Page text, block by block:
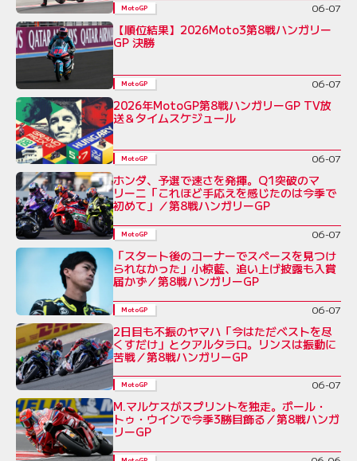
MotoGP 06-07
【順位結果】2026Moto3第8戦ハンガリー
GP 決勝
MotoGP 06-07
2026年MotoGP第8戦ハンガリーGP TV放
送＆タイムスケジュール
MotoGP 06-07
ホンダ、予選で速さを発揮。Q1突破のマ
リーニ「これほど手応えを感じたのは今季で
初めて」／第8戦ハンガリーGP
MotoGP 06-07
「スタート後のコーナーでスペースを見つけ
られなかった」小椋藍、追い上げ披露も入賞
届かず／第8戦ハンガリーGP
MotoGP 06-07
2日目も不振のヤマハ「今はただベストを尽
くすだけ」とクアルタラロ。リンスは振動に
苦戦／第8戦ハンガリーGP
MotoGP 06-07
M.マルケスがスプリントを独走。ポール・
トゥ・ウインで今季3勝目飾る／第8戦ハンガ
リーGP